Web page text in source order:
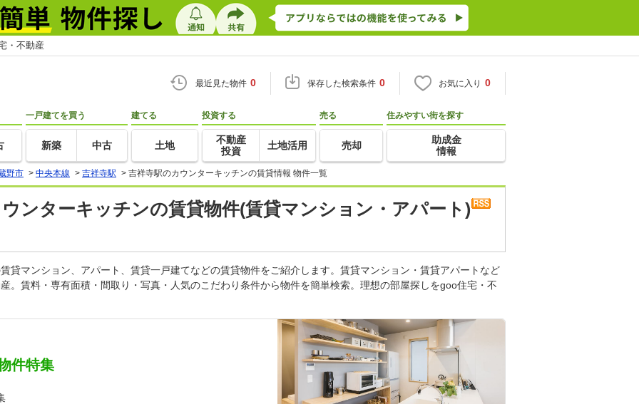
・不動産
最近見た物件 0 保存した検索条件 0 お気に入り 0
一戸建てを買う
新築 中古
建てる
土地
投資する
不動産
投資
土地活用
売る
売却
住みやすい街を探す
助成金
情報
野市 > 中央本線 > 吉祥寺駅 > 吉祥寺駅のカウンターキッチンの賃貸情報 物件一覧
ンターキッチンの賃貸物件(賃貸マンション・アパート)
貸マンション、アパート、賃貸一戸建てなどの賃貸物件をご紹介します。賃貸マンション・賃貸アパートなど
。賃料・専有面積・間取り・写真・人気のこだわり条件から物件を簡単検索。理想の部屋探しをgoo住宅・不
件特集